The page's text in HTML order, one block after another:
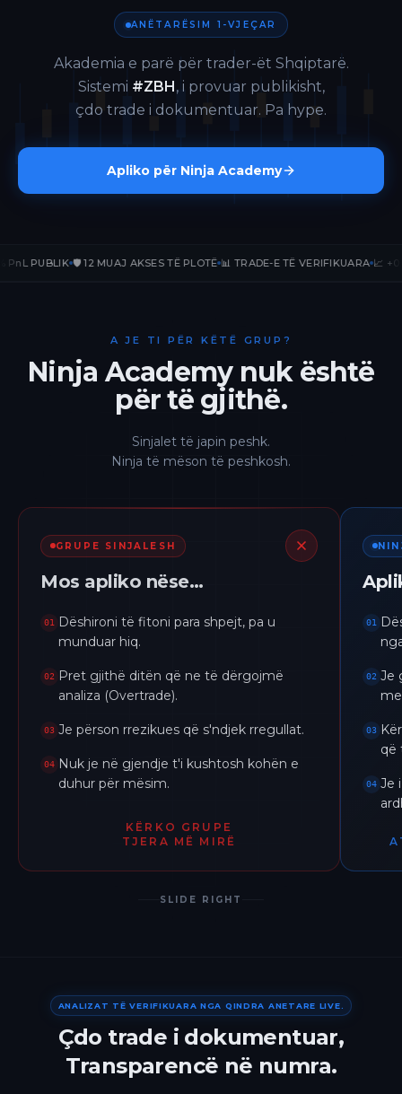
ANËTARËSIM 1-VJEÇAR
Akademia e parë për trader-ët Shqiptarë.
Sistemi #ZBH, i provuar publikisht,
çdo trade i dokumentuar. Pa hype.
Apliko për Ninja Academy
PUBLIK 🛡️ 12 MUAJ AKSES TË PLOTË 📊 TRADE-E TË VERIFIKUARA 📈 +0.00%
A JE TI PËR KËTË GRUP?
Ninja Academy nuk është
për të gjithë.
Sinjalet të japin peshk.
Ninja të mëson të peshkosh.
GRUPE SINJALESH
Mos apliko nëse…
01
Dëshironi të fitoni para shpejt, pa u
munduar hiq.
02
Pret gjithë ditën që ne të dërgojmë
analiza (Overtrade).
03 Je përson rrezikues që s'ndjek rregullat.
04 Nuk je në gjendje t'i kushtosh kohën e
duhur për mësim.
KËRKO GRUPE
TJERA MË MIRË
01
02 Je
03
që
04 Je
SLIDE RIGHT
ANALIZAT TË VERIFIKUARA NGA QINDRA ANETARE LIVE.
Çdo trade i dokumentuar,
Transparencë në numra.